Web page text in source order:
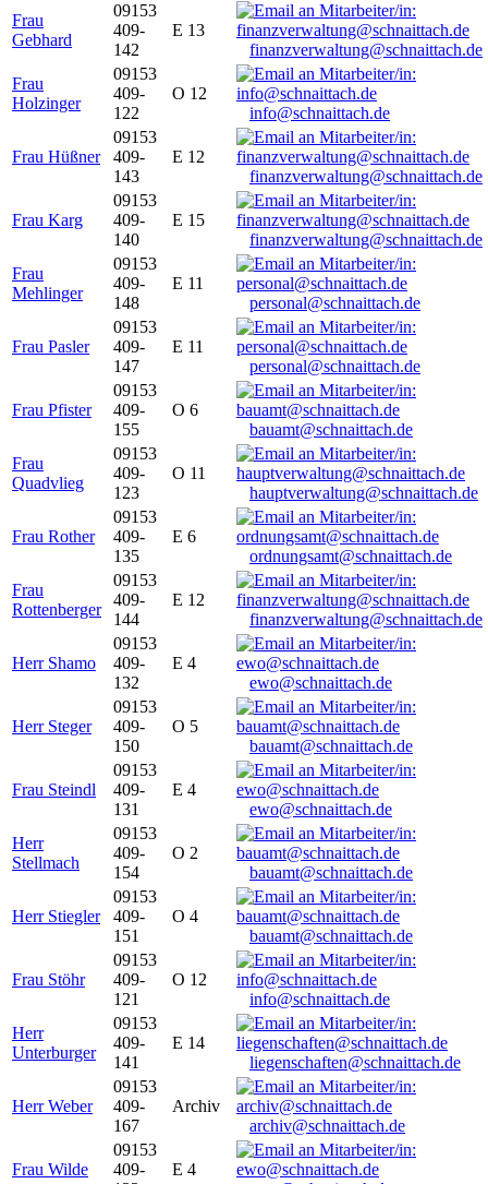
Frau
Gebhard
09153
409-
142
E 13
finanzverwaltung@schnaittach.de
Frau
Holzinger
09153
409-
122
O 12
info@schnaittach.de
Frau Hüßner
09153
409-
143
E 12
finanzverwaltung@schnaittach.de
Frau Karg
09153
409-
140
E 15
finanzverwaltung@schnaittach.de
Frau
Mehlinger
09153
409-
148
E 11
personal@schnaittach.de
Frau Pasler
09153
409-
147
E 11
personal@schnaittach.de
Frau Pfister
09153
409-
155
O 6
bauamt@schnaittach.de
Frau
Quadvlieg
09153
409-
123
O 11
hauptverwaltung@schnaittach.de
Frau Rother
09153
409-
135
E 6
ordnungsamt@schnaittach.de
Frau
Rottenberger
09153
409-
144
E 12
finanzverwaltung@schnaittach.de
Herr Shamo
09153
409-
132
E 4
ewo@schnaittach.de
Herr Steger
09153
409-
150
O 5
bauamt@schnaittach.de
Frau Steindl
09153
409-
131
E 4
ewo@schnaittach.de
Herr
Stellmach
09153
409-
154
O 2
bauamt@schnaittach.de
Herr Stiegler
09153
409-
151
O 4
bauamt@schnaittach.de
Frau Stöhr
09153
409-
121
O 12
info@schnaittach.de
Herr
Unterburger
09153
409-
141
E 14
liegenschaften@schnaittach.de
Herr Weber
09153
409-
167
Archiv
archiv@schnaittach.de
Frau Wilde
09153
409-
E 4